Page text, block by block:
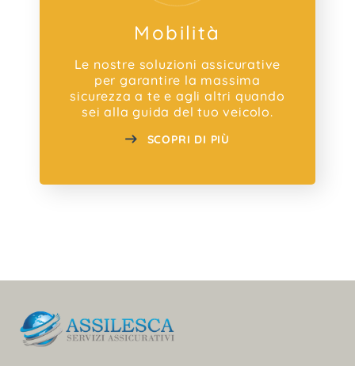
Mobilità
Le nostre soluzioni assicurative
per garantire la massima
sicurezza a te e agli altri quando
sei alla guida del tuo veicolo.
SCOPRI DI PIÙ